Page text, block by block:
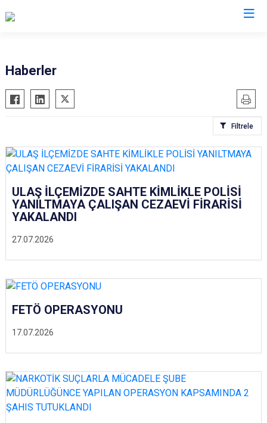
Haberler
Filtrele
27.07.2026
ULAŞ İLÇEMİZDE SAHTE KİMLİKLE POLİSİ
YANILTMAYA ÇALIŞAN CEZAEVİ FİRARİSİ
YAKALANDI
17.07.2026
FETÖ OPERASYONU